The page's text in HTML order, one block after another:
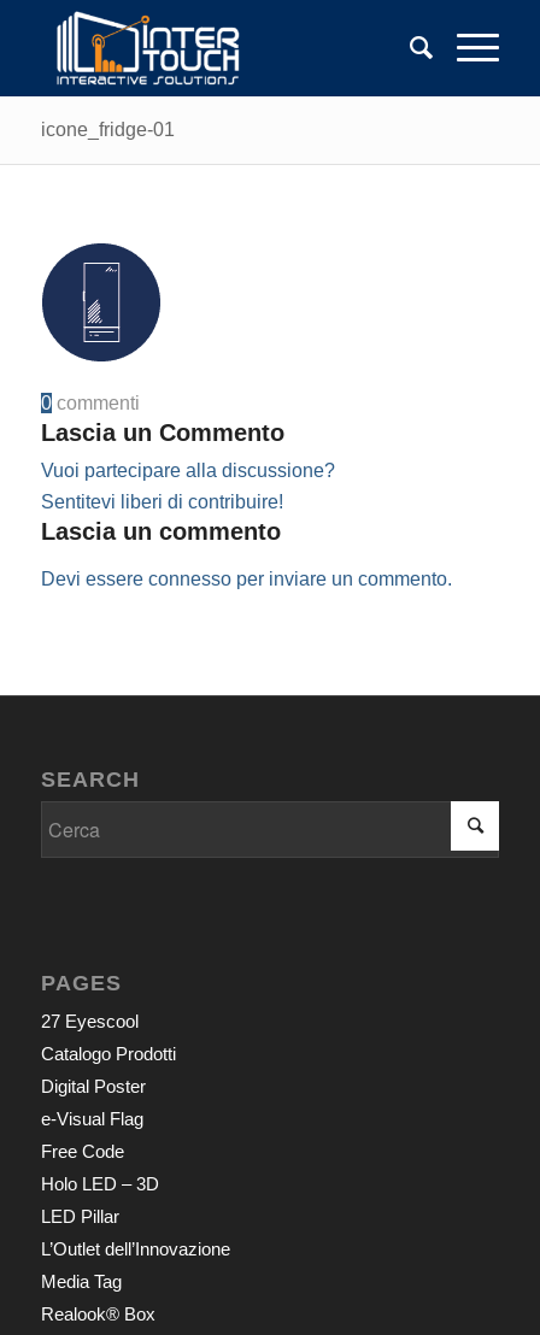
icone_fridge-01
0 commenti
Lascia un Commento
Vuoi partecipare alla discussione?
Sentitevi liberi di contribuire!
Lascia un commento
Devi essere connessoper inviare un commento.
SEARCH
PAGES
27 Eyescool
Catalogo Prodotti
Digital Poster
e-Visual Flag
Free Code
Holo LED – 3D
LED Pillar
L’Outlet dell’Innovazione
Media Tag
Realook® Box